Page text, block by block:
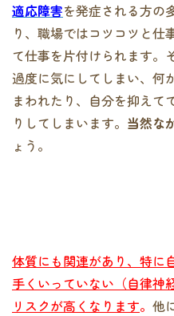
適応障害を発症される方の
り、職場ではコツコツと仕
て仕事を片付けられます。
過度に気にしてしまい、何
まわれたり、自分を抑えて
りしてしまいます。 当然な
ょう。
体質にも関連があり、特に
手くいっていない（自律神
リスクが高くなります。 他